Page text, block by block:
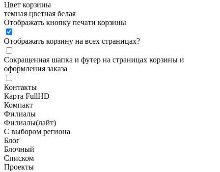
Цвет корзины
темная цветная белая
Отображать кнопку печати корзины
Отображать корзину на всех страницах?
Сокращенная шапка и футер на страницах корзины и
оформления заказа
Контакты
Карта FullHD
Компакт
Филиалы
Филиалы(лайт)
С выбором региона
Блог
Блочный
Списком
Проекты